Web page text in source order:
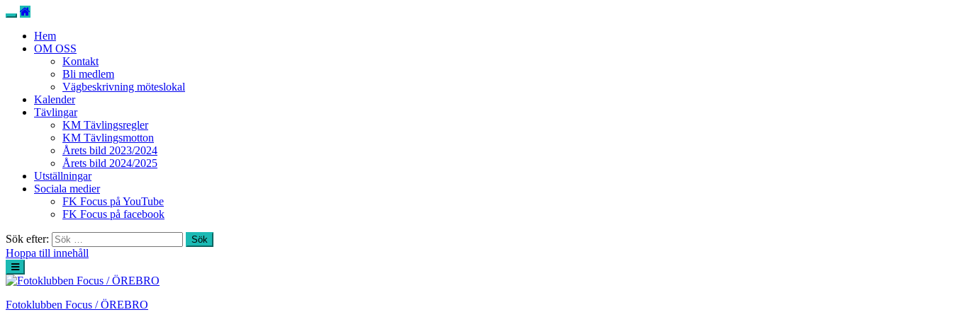
Hem
OM OSS
Kontakt
Bli medlem
Vägbeskrivning möteslokal
Kalender
Tävlingar
KM Tävlingsregler
KM Tävlingsmotton
Årets bild 2023/2024
Årets bild 2024/2025
Utställningar
Sociala medier
FK Focus på YouTube
FK Focus på facebook
Sök efter:
Hoppa till innehåll
Fotoklubben Focus / ÖREBRO